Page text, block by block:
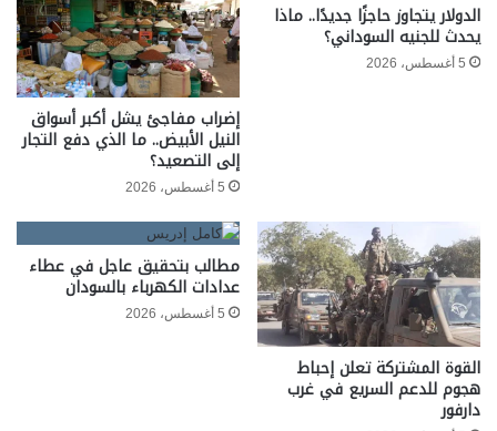
الدولار يتجاوز حاجزًا جديدًا.. ماذا
يحدث للجنيه السوداني؟
5 أغسطس، 2026
إضراب مفاجئ يشل أكبر أسواق
النيل الأبيض.. ما الذي دفع التجار
إلى التصعيد؟
5 أغسطس، 2026
القوة المشتركة تعلن إحباط
هجوم للدعم السريع في غرب
دارفور
مطالب بتحقيق عاجل في عطاء
عدادات الكهرباء بالسودان
5 أغسطس، 2026